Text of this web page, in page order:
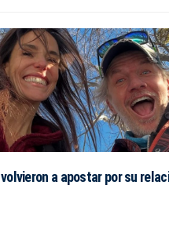
a apostar por su